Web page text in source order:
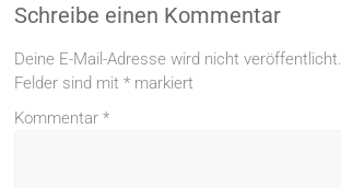
Schreibe einen Kommentar
Deine E-Mail-Adresse wird nicht veröffentlicht.
Felder sind mit* markiert
Kommentar*